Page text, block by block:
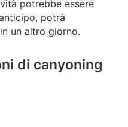
potrebbe essere
potrà
un altro giorno.
di canyoning